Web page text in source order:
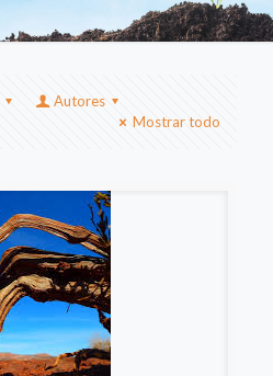
Autores
Mostrar todo